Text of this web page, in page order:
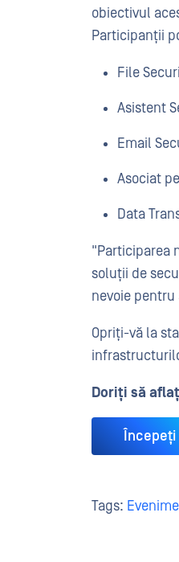
obiectivul
Participanții
File
Asistent
Email
Asociat
Data
"Participarea
soluții de
nevoie
Opriți-vă la
Doriți să
Începeți
Tags: